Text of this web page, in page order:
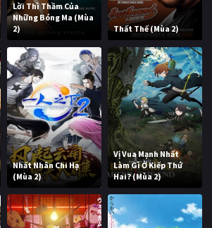
Lời Thì Thầm Của
Những Bóng Ma (Mùa
2)
Thất Thế (Mùa 2)
Nhất Nhân Chi Hạ
(Mùa 2)
Vị Vua Mạnh Nhất
Làm Gì Ở Kiếp Thứ
Hai? (Mùa 2)